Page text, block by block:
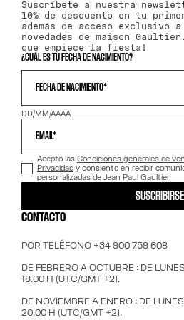
Suscríbete a nuestra
10% de descuento en tu
además de acceso exclusivo
novedades de maison
que empiece la fiesta!
¿CUÁL ES TU FECHA DE NACIMIENTO?
FECHA DE NACIMIENTO*
DD/MM/AAAA
EMAIL*
Acepto las Condiciones generales de
Privacidad y consiento en recibir
personalizadas de Jean Paul Gaultier.
SUSCRIBIRSE
CONTACTO
POR TELÉFONO +34 900 759 608
DE FEBRERO A OCTUBRE : DE
18.00 H (UTC/GMT +2).
DE NOVIEMBRE A ENERO : DE
20.00 H (UTC/GMT +2).